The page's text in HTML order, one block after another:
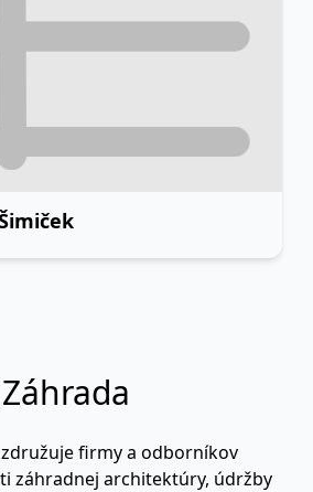
Záhrada
združuje firmy a odborníkov
záhradnej architektúry, údržby